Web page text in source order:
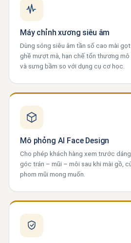
Máy chỉnh xương siêu âm
Dùng sóng siêu âm tần số cao mài
ghề mượt mà, hạn chế tổn thương mô
và sưng bầm so với dụng cụ cơ học.
Mô phỏng AI Face Design
Cho phép khách hàng xem trước
góc trán – mũi – môi sau khi mài gồ,
phom mũi mong muốn.